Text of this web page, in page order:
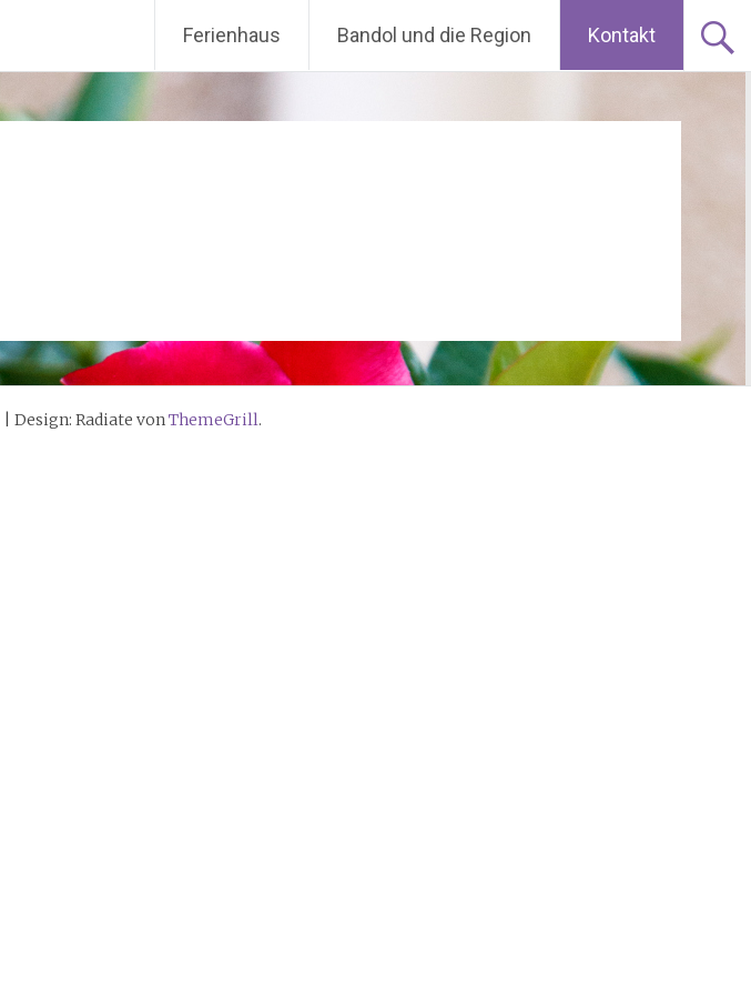
zum
Ferienhaus Bandol und die Region Kontakt
Design: Radiate vonThemeGrill.